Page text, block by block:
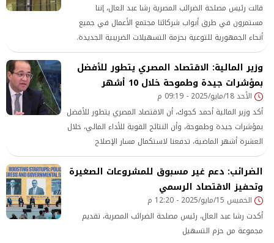
قالت رئيس مصلحة الضرائب المصرية رشا عبد العال، إننا
مستمرون في طرق أبواب شركائنا مجتمع الأعمال في جميع
أنحاء الجمهورية للتوعية بحزمة التسهيلات الضريبية الجديدة.
وأضافت رشا عبد العال، في بيان اليوم، أن المصلحة قامت مؤخرًا
بزيارة ميدانية لمحافظة الأقصر، واليوم تستمر لقاءاتنا بندوة
جديدة مع الغرفة التجارية
وزير المالية: الاقتصاد المصري يتطور للأفضل
بمؤشرات جيدة وطموحة خلال 10 أشهر
الأحد 18/مايو/2025 - 09:19 م
أكد وزير المالية أحمد كجوك، أن الاقتصاد المصري يتطور للأفضل
بمؤشرات جيدة وطموحة، وأن النتائج القوية للأداء المالي، خلال
العشرة أشهر الماضية، تدفعنا لاستكمال مسار الإصلاح
الاقتصادي في إطار برنامج وطني شامل ومتكامل.
الضرائب: دعم غير مسبوق للمشروعات الصغيرة
وتحفيز الاقتصاد الرسمي
الخميس 15/مايو/2025 - 12:20 م
أكدت رشا عبد العال، رئيس مصلحة الضرائب المصرية، تقديم
مجموعة من حزم التسهيل